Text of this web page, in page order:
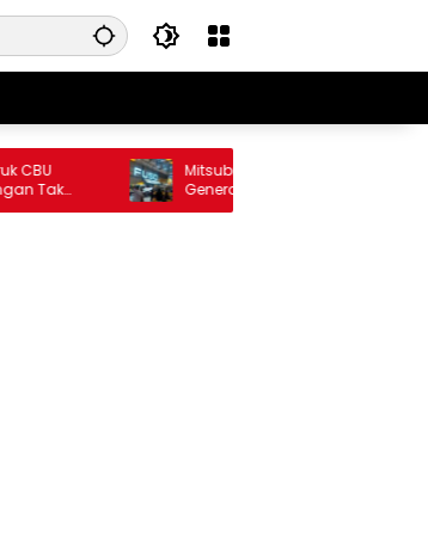
Tak
Mitsubishi Fuso Hadirkan Ekosistem
Generation Zero Down Time di GIIAS